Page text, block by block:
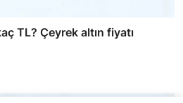
TL? Çeyrek altın fiyatı